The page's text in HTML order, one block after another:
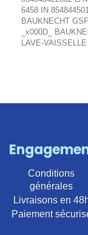
6458 IN
BAUKNECHT
_x000D_
LAVE-
Conditions
générales
Livraisons en
Paiement